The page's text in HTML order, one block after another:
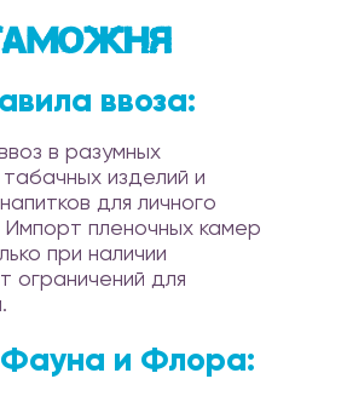
ввоза:
в разумных
изделий и
для личного
Импорт пленочных камер
при наличии
ограничений для
и Флора: